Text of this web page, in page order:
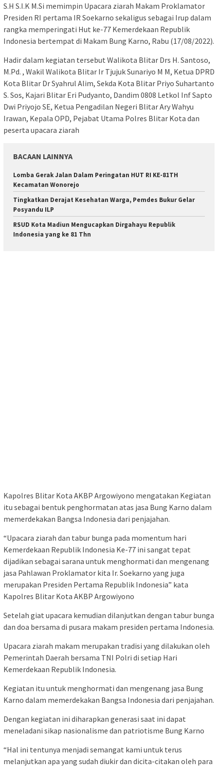
S.H S.I.K M.Si memimpin Upacara ziarah Makam Proklamator
Presiden RI pertama IR Soekarno sekaligus sebagai Irup dalam
rangka memperingati Hut ke-77 Kemerdekaan Republik
Indonesia bertempat di Makam Bung Karno, Rabu (17/08/2022).
Hadir dalam kegiatan tersebut Walikota Blitar Drs H. Santoso,
M.Pd. , Wakil Walikota Blitar Ir Tjujuk Sunariyo M M, Ketua DPRD
Kota Blitar Dr Syahrul Alim, Sekda Kota Blitar Priyo Suhartanto
S. Sos, Kajari Blitar Eri Pudyanto, Dandim 0808 Letkol Inf Sapto
Dwi Priyojo SE, Ketua Pengadilan Negeri Blitar Ary Wahyu
Irawan, Kepala OPD, Pejabat Utama Polres Blitar Kota dan
peserta upacara ziarah
BACAAN LAINNYA
Lomba Gerak Jalan Dalam Peringatan HUT RI KE-81TH
Kecamatan Wonorejo
Tingkatkan Derajat Kesehatan Warga, Pemdes Bukur Gelar
Posyandu ILP
RSUD Kota Madiun Mengucapkan Dirgahayu Republik
Indonesia yang ke 81 Thn
Kapolres Blitar Kota AKBP Argowiyono mengatakan Kegiatan
itu sebagai bentuk penghormatan atas jasa Bung Karno dalam
memerdekakan Bangsa Indonesia dari penjajahan.
“Upacara ziarah dan tabur bunga pada momentum hari
Kemerdekaan Republik Indonesia Ke-77 ini sangat tepat
dijadikan sebagai sarana untuk menghormati dan mengenang
jasa Pahlawan Proklamator kita Ir. Soekarno yang juga
merupakan Presiden Pertama Republik Indonesia” kata
Kapolres Blitar Kota AKBP Argowiyono
Setelah giat upacara kemudian dilanjutkan dengan tabur bunga
dan doa bersama di pusara makam presiden pertama Indonesia.
Upacara ziarah makam merupakan tradisi yang dilakukan oleh
Pemerintah Daerah bersama TNI Polri di setiap Hari
Kemerdekaan Republik Indonesia.
Kegiatan itu untuk menghormati dan mengenang jasa Bung
Karno dalam memerdekakan Bangsa Indonesia dari penjajahan.
Dengan kegiatan ini diharapkan generasi saat ini dapat
meneladani sikap nasionalisme dan patriotisme Bung Karno
“Hal ini tentunya menjadi semangat kami untuk terus
melanjutkan apa yang sudah diukir dan dicita-citakan oleh para